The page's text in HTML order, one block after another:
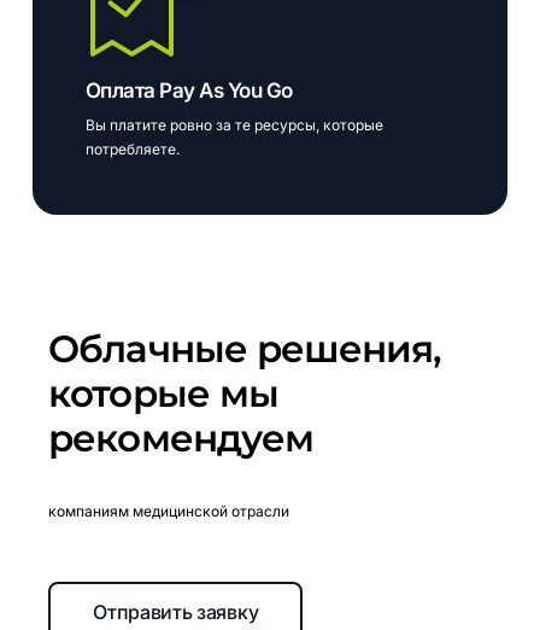
Оплата Pay As You Go
Вы платите ровно за те ресурсы, которые
потребляете.
Облачные решения,
которые мы
рекомендуем
компаниям медицинской отрасли
Отправить заявку